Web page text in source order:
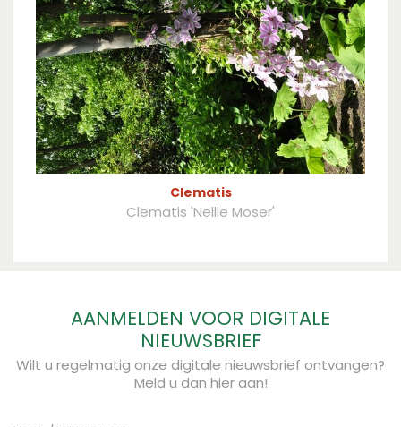
Clematis
Clematis 'Nellie Moser'
AANMELDEN VOOR DIGITALE
NIEUWSBRIEF
Wilt u regelmatig onze digitale nieuwsbrief ontvangen?
Meld u dan hier aan!